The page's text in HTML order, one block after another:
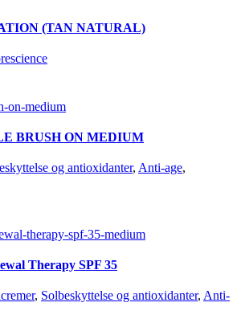
(TAN NATURAL)
BRUSH ON MEDIUM
og antioxidanter, Anti-age,
Therapy SPF 35
, Solbeskyttelse og antioxidanter, Anti-